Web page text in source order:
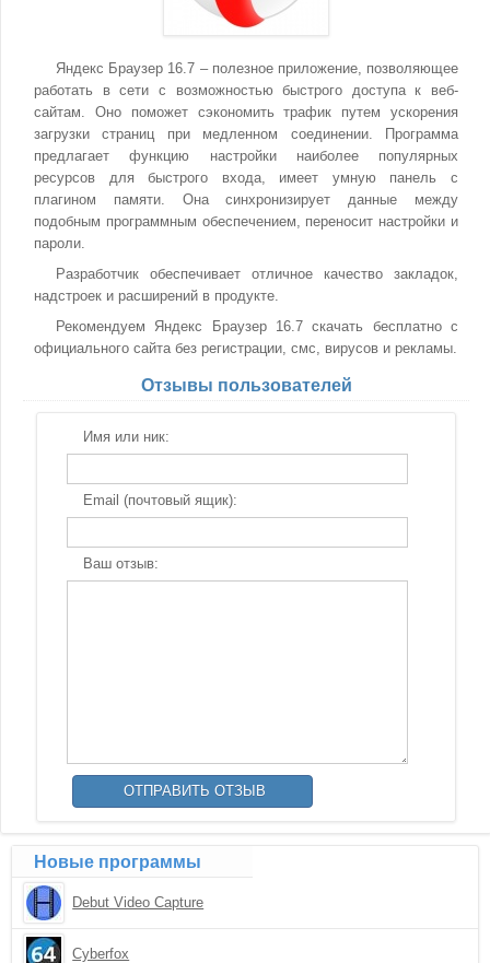
Яндекс Браузер 16.7 – полезное приложение, позволяющее
работать в сети с возможностью быстрого доступа к веб-
сайтам. Оно поможет сэкономить трафик путем ускорения
загрузки страниц при медленном соединении. Программа
предлагает функцию настройки наиболее популярных
ресурсов для быстрого входа, имеет умную панель с
плагином памяти. Она синхронизирует данные между
подобным программным обеспечением, переносит настройки и
пароли.
Разработчик обеспечивает отличное качество закладок,
надстроек и расширений в продукте.
Рекомендуем Яндекс Браузер 16.7 скачать бесплатно с
официального сайта без регистрации, смс, вирусов и рекламы.
Отзывы пользователей
Имя или ник:
Email (почтовый ящик):
Ваш отзыв:
Новые программы
Debut Video Capture
Cyberfox